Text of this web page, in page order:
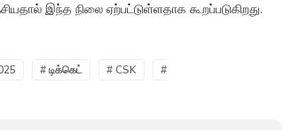
இந்த நிலை ஏற்பட்டுள்ளதாக கூறப்படுகிறது.
# டிக்கெட் # CSK
#